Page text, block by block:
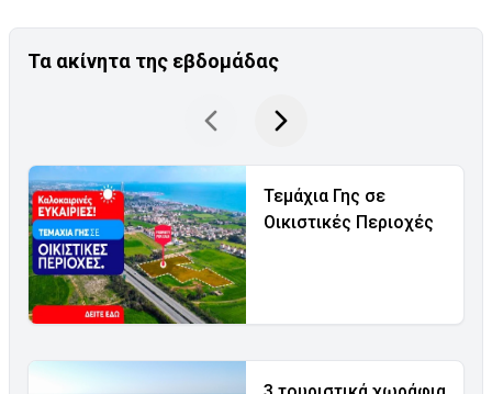
Τα ακίνητα της εβδομάδας
Τεμάχια Γης σε
Οικιστικές Περιοχές